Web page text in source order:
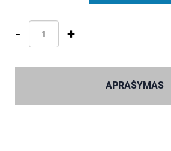
- +
APRAŠYMAS